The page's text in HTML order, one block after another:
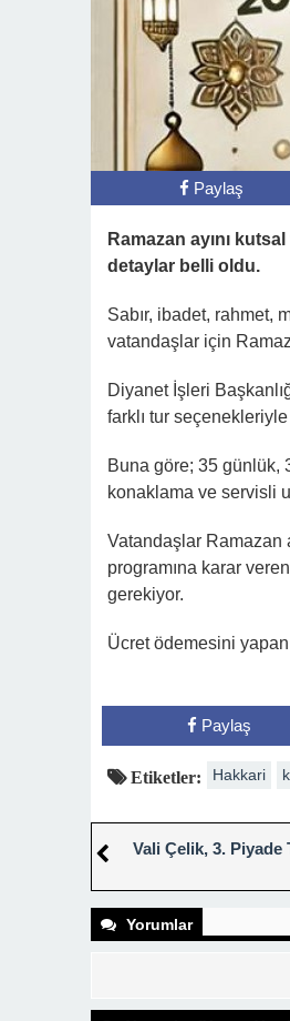
Paylaş
Ramazan ayını
detaylar belli oldu.
​​Sabır, ibadet, rahmet,
vatandaşlar için
Diyanet İşleri
farklı tur seçenekleriyle
Buna göre; 35 günlük,
konaklama ve servisli
Vatandaşlar Ramazan
programına karar
gerekiyor.
Ücret ödemesini
Paylaş
Etiketler: Hakkari
Vali Çelik, 3. Piyade
Yorumlar